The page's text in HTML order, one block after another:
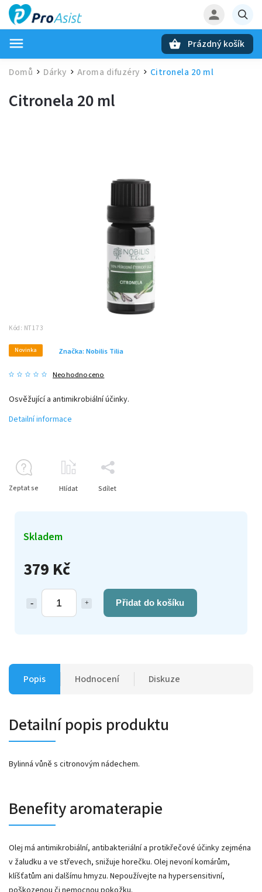
Prázdný košík
Domů / Dárky / Aroma difuzéry / Citronela 20 ml
Citronela 20 ml
Kód: NT173
Novinka
Neohodnoceno
Značka: Nobilis Tilia
379 Kč
Přidat do košíku
Skladem
Osvěžující a antimikrobiální účinky.
Detailní informace
Zeptat se Hlídat Sdílet
Popis Hodnocení Diskuze
Detailní popis produktu
Bylinná vůně s citronovým nádechem.
Benefity aromaterapie
Olej má antimikrobiální, antibakteriální a protikřečové účinky zejména
v žaludku a ve střevech, snižuje horečku. Olej nevoní komárům,
klíšťatům ani dalšímu hmyzu. Nepoužívejte na hypersensitivní,